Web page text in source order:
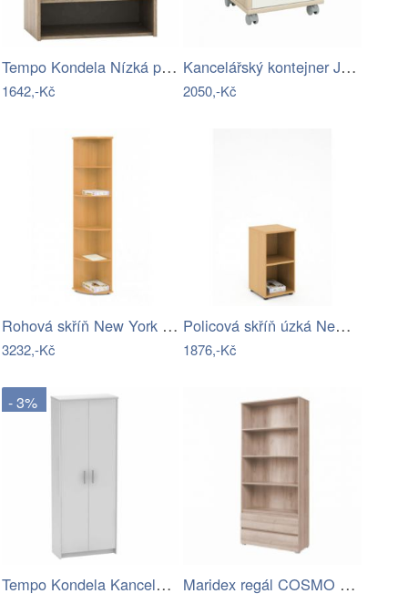
Tempo Kondela Nízká policová skříňka…
1642,-Kč
Kancelářský kontejner JOHAN NEW 07…
2050,-Kč
Rohová skříň New York OSC2-LZ
3232,-Kč
Policová skříň úzká New York-office…
1876,-Kč
- 3%
Tempo Kondela Kancelářská skříň Johan 2… Maridex regál COSMO C03 barevné…